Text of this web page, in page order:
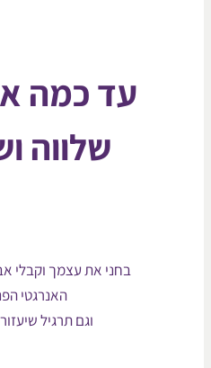
עד כמה את
שלווה
בחני את עצמך וקבלי אבחון
האנרגטי הפנימי שלך
וגם תרגיל שיעזור לך